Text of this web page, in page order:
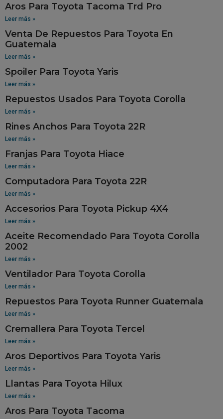
Aros Para Toyota Tacoma Trd Pro
Leer más »
Venta De Repuestos Para Toyota En
Guatemala
Leer más »
Spoiler Para Toyota Yaris
Leer más »
Repuestos Usados Para Toyota Corolla
Leer más »
Rines Anchos Para Toyota 22R
Leer más »
Franjas Para Toyota Hiace
Leer más »
Computadora Para Toyota 22R
Leer más »
Accesorios Para Toyota Pickup 4X4
Leer más »
Aceite Recomendado Para Toyota Corolla
2002
Leer más »
Ventilador Para Toyota Corolla
Leer más »
Repuestos Para Toyota Runner Guatemala
Leer más »
Cremallera Para Toyota Tercel
Leer más »
Aros Deportivos Para Toyota Yaris
Leer más »
Llantas Para Toyota Hilux
Leer más »
Aros Para Toyota Tacoma